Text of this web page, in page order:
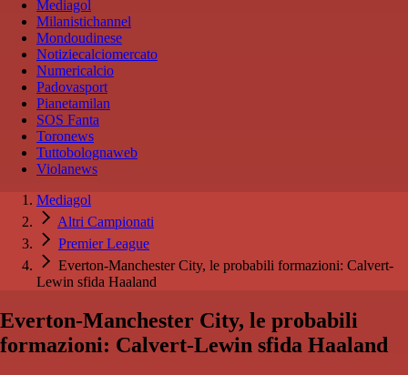
Mediagol
Milanistichannel
Mondoudinese
Notiziecalciomercato
Numericalcio
Padovasport
Pianetamilan
SOS Fanta
Toronews
Tuttobolognaweb
Violanews
Mediagol
Altri Campionati
Premier League
Everton-Manchester City, le probabili formazioni: Calvert-
Lewin sfida Haaland
Everton-Manchester City, le probabili
formazioni: Calvert-Lewin sfida Haaland